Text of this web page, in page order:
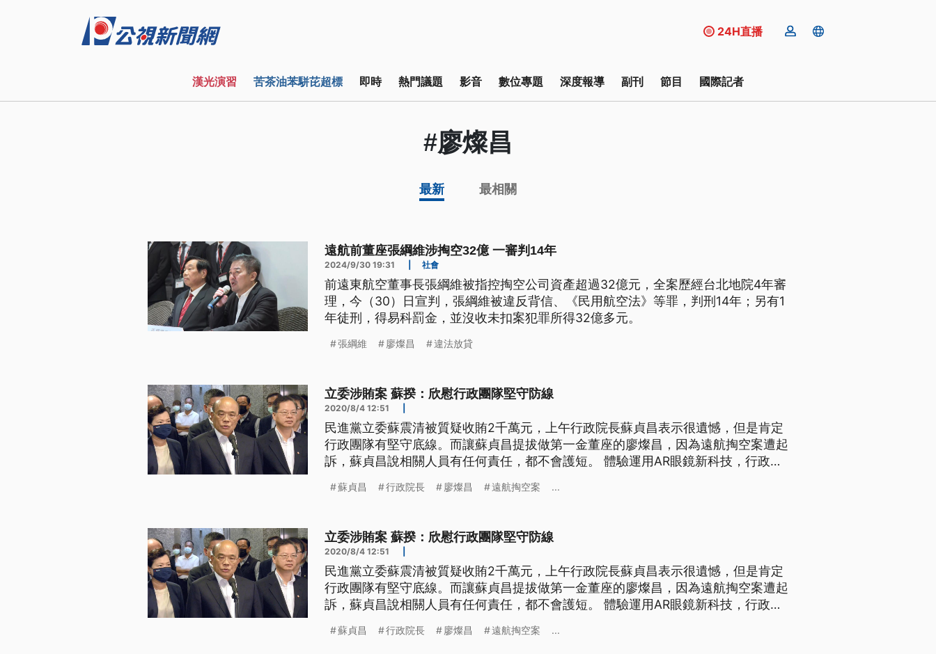
24H直播
漢光演習 苦茶油苯駢芘超標 即時 熱門議題 影音 數位專題 深度報導 副刊 節目 國際記者
#廖燦昌
最新 最相關
遠航前董座張綱維涉掏空32億 一審判14年
2024/9/30 19:31 社會
前遠東航空董事長張綱維被指控掏空公司資產超過32億元，全案歷經台北地院4年審
理，今（30）日宣判，張綱維被違反背信、《民用航空法》等罪，判刑14年；另有1
年徒刑，得易科罰金，並沒收未扣案犯罪所得32億多元。
張綱維 廖燦昌 違法放貸
立委涉賄案 蘇揆：欣慰行政團隊堅守防線
2020/8/4 12:51
民進黨立委蘇震清被質疑收賄2千萬元，上午行政院長蘇貞昌表示很遺憾，但是肯定
行政團隊有堅守底線。而讓蘇貞昌提拔做第一金董座的廖燦昌，因為遠航掏空案遭起
訴，蘇貞昌說相關人員有任何責任，都不會護短。 體驗運用AR眼鏡新科技，行政院
談到近來，國會有多名跨黨派立委，遭到檢調追查，涉嫌推動公司法修法時，向業者
蘇貞昌 行政院長 廖燦昌 遠航掏空案 ...
立委涉賄案 蘇揆：欣慰行政團隊堅守防線
2020/8/4 12:51
民進黨立委蘇震清被質疑收賄2千萬元，上午行政院長蘇貞昌表示很遺憾，但是肯定
行政團隊有堅守底線。而讓蘇貞昌提拔做第一金董座的廖燦昌，因為遠航掏空案遭起
訴，蘇貞昌說相關人員有任何責任，都不會護短。 體驗運用AR眼鏡新科技，行政院
談到近來，國會有多名跨黨派立委，遭到檢調追查，涉嫌推動公司法修法時，向業者
蘇貞昌 行政院長 廖燦昌 遠航掏空案 ...